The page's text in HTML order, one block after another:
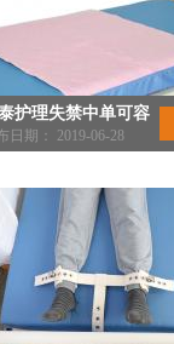
护理失禁中单可容
测试
日期： 2019-06-28